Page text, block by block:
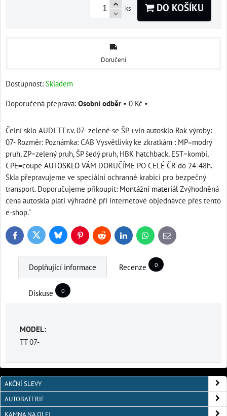
ks DO KOŠÍKU
Doručení
Dostupnost: Skladem
Osobní odběr • 0 Kč •
Čelní sklo AUDI TT r.v. 07- zelené se ŠP +vin autosklo Rok výroby:
07- Rozměr: Poznámka: CAB Vysvětlivky ke zkratkám : MP=modrý
pruh, ZP=zelený pruh, ŠP šedý pruh, HBK hatchback, EST=kombi,
CPE=coupe AUTOSKLO VÁM DORUČÍME PO CELÉ ČR do 24-48h.
Skla přepravujeme ve speciální ochranné krabici pro bezpečný
transport. Doporučujeme přikoupit: Montážní materiál Zvýhodněná
cena autoskla platí výhradně při internetové objednávce přes tento
e-shop."
FacebookTwitter BlueskyPinterestReddit LinkedInWhatsApp
E-
mail
Doplňující informace Recenze 0
Diskuse 0
MODEL:
TT 07-
AKČNÍ SLEVY
AUTOBATERIE
KAMNA NA OLEJ